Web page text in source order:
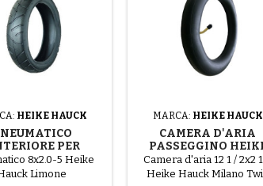
HEIKE HAUCK
PER
HEIKE
LIMONE
8x2.0-5 Heike
Limone
MARCA: HEIKE HAUCK
CAMERA D'ARIA
PASSEGGINO
HAUCK MILANO
Camera d'aria 12 1 / 2x2
Heike Hauck Milano